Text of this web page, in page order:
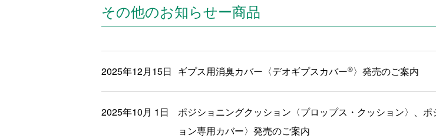
その他のお知らせー商品
2025年12月15日 ギプス用消臭カバー〈デオギプスカバー®〉発売のご案内
2025年10月 1日
ポジショニングクッション〈プロップス・クッション〉、
ョン専用カバー〉発売のご案内